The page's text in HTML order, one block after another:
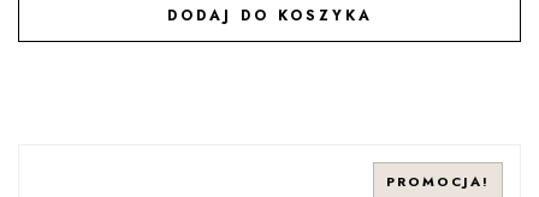
DODAJ DO KOSZYKA
DODAJ DO ULUBIONYCH
PROMOCJA!